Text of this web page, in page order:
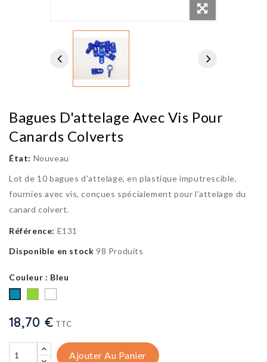
Bagues D'attelage Avec Vis Pour
Canards Colverts
État: Nouveau
Lot de 10 bagues d'attelage, en plastique imputrescible,
fournies avec vis, conçues spécialement pour l'attelage du
canard colvert.
Référence: E131
Disponible en stock 98 Produits
Couleur : Bleu
18,70 € TTC
Ajouter Au Panier